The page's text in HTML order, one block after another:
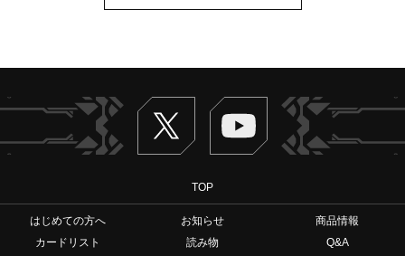
Twitter ヴァンガードch
TOP
はじめての方へ お知らせ
商品情報
カードリスト
読み物
Q&A